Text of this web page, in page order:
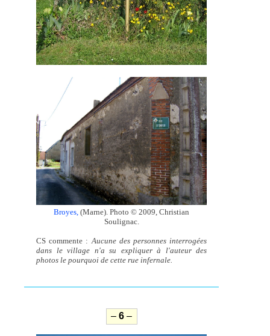
Broyes, (Marne). Photo © 2009, Christian
Soulignac.
CS commente : Aucune des personnes interrogées
dans le village n'a su expliquer à l'auteur des
photos le pourquoi de cette rue infernale.
–6 –